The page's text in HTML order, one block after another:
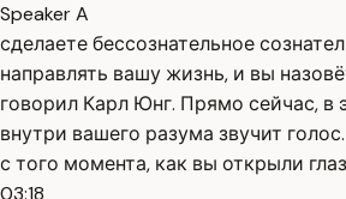
Speaker A
сделаете бессознательное
направлять вашу жизнь, и вы
говорил Карл Юнг. Прямо сейчас, в
внутри вашего разума звучит
с того момента, как вы открыли
03:18